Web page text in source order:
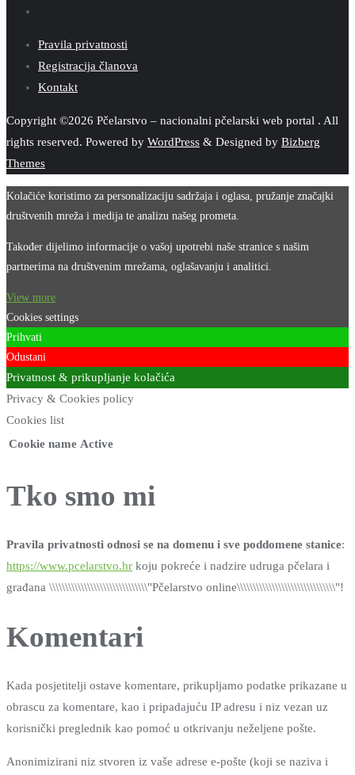
Pravila privatnosti
Registracija članova
Kontakt
Copyright ©2026 Pčelarstvo – nacionalni pčelarski web portal . All
rights reserved. Powered by WordPress & Designed by Bizberg
Themes
Kolačiće koristimo za personalizaciju sadržaja i oglasa, pružanje značajki
društvenih mreža i medija te analizu našeg prometa.
Također dijelimo informacije o vašoj upotrebi naše stranice s našim
partnerima na društvenim mrežama, oglašavanju i analitici.
View more
Cookies settings
Prihvati
Odustani
Privatnost & prikupljanje kolačića
Privacy & Cookies policy
Cookies list
Cookie name Active
Tko smo mi
Pravila privatnosti odnosi se na domenu i sve poddomene stanice:
https://www.pcelarstvo.hr koju pokreće i nadzire udruga pčelara i
građana \\\\\\\\\\\\\\\\\\\\\\\\\\\\\\\"Pčelarstvo online\\\\\\\\\\\\\\\\\\\\\\\\\\\\\\\"!
Komentari
Kada posjetitelji ostave komentare, prikupljamo podatke prikazane u
obrascu za komentare, kao i pripadajuću IP adresu i niz vezan uz
korisnički preglednik kao pomoć u otkrivanju neželjene pošte.
Anonimizirani niz stvoren iz vaše adrese e-pošte (koji se naziva i